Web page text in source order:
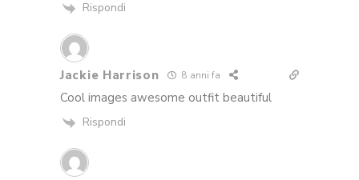
Rispondi
Jackie Harrison 8 anni fa
Cool images awesome outfit beautiful
Rispondi